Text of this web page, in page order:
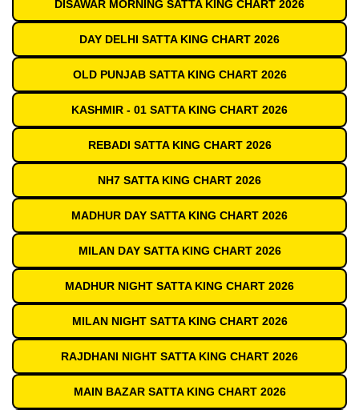
DISAWAR MORNING SATTA KING CHART 2026
DAY DELHI SATTA KING CHART 2026
OLD PUNJAB SATTA KING CHART 2026
KASHMIR - 01 SATTA KING CHART 2026
REBADI SATTA KING CHART 2026
NH7 SATTA KING CHART 2026
MADHUR DAY SATTA KING CHART 2026
MILAN DAY SATTA KING CHART 2026
MADHUR NIGHT SATTA KING CHART 2026
MILAN NIGHT SATTA KING CHART 2026
RAJDHANI NIGHT SATTA KING CHART 2026
MAIN BAZAR SATTA KING CHART 2026